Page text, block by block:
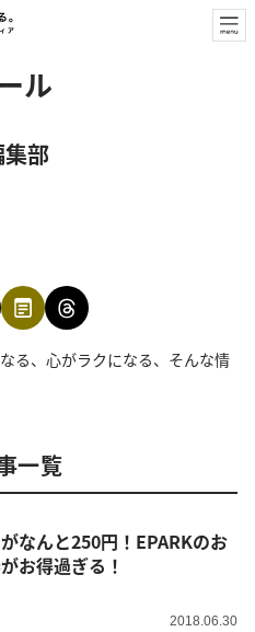
ル
部
る、心がラクになる、そんな情
一覧
なんと250円！EPARKのお
お得過ぎる！
2018.06.30